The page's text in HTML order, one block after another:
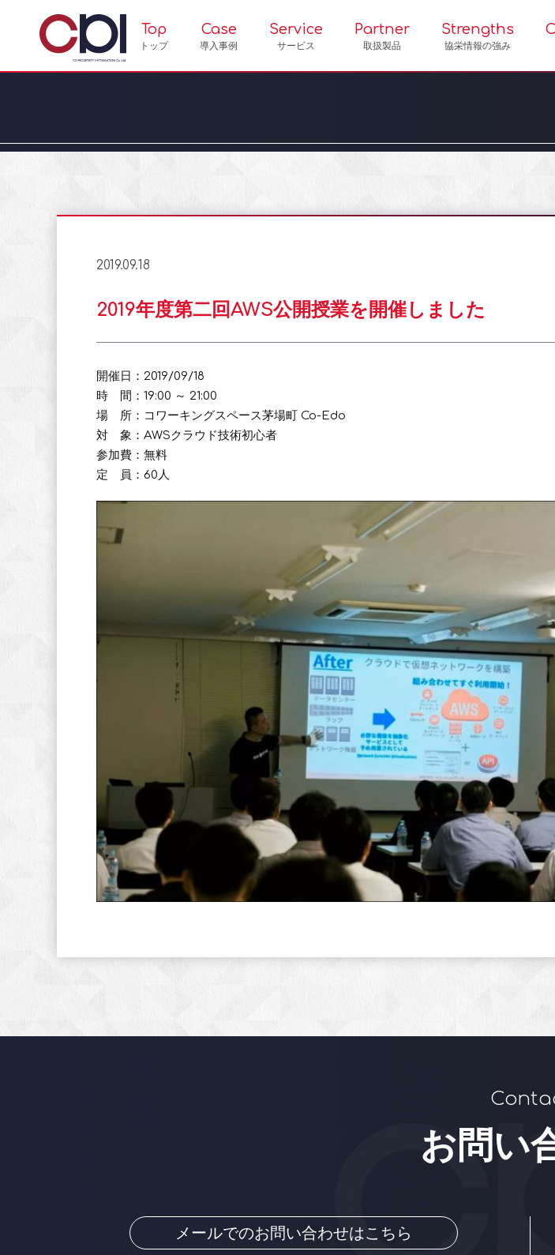
Top
トップ
Case
導入事例
Service
サービス
Partner
取扱製品
Strengths
協栄情報の強み
2019.09.18
2019年度第二回AWS公開授業を開催しました
開催日：2019/09/18
時 間：19:00 ～ 21:00
場 所：コワーキングスペース茅場町 Co-Edo
対 象：AWSクラウド技術初心者
参加費：無料
定 員：60人
お問い
メールでのお問い合わせはこちら